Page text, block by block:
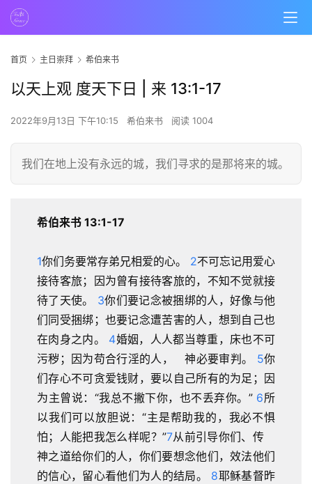
首页 主日崇拜 希伯来书
以天上观 度天下日 | 来 13:1-17
2022年9月13日 下午10:15 希伯来书 阅读 1004
我们在地上没有永远的城，我们寻求的是那将来的城。
希伯来书 13:1-17
1你们务要常存弟兄相爱的心。 2不可忘记用爱心
接待客旅；因为曾有接待客旅的，不知不觉就接
待了天使。 3你们要记念被捆绑的人，好像与他
们同受捆绑；也要记念遭苦害的人，想到自己也
在肉身之内。 4婚姻，人人都当尊重，床也不可
污秽；因为苟合行淫的人，　神必要审判。 5你
们存心不可贪爱钱财，要以自己所有的为足；因
为主曾说：“我总不撇下你，也不丢弃你。” 6所
以我们可以放胆说：“主是帮助我的，我必不惧
怕；人能把我怎么样呢？”7从前引导你们、传
神之道给你们的人，你们要想念他们，效法他们
的信心，留心看他们为人的结局。 8耶稣基督昨